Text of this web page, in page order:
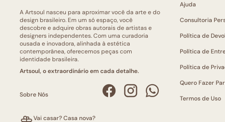
A Artsoul nasceu para aproximar você da arte e do
design brasileiro. Em um só espaço, você
descobre e adquire obras autorais de artistas e
designers independentes. Com uma curadoria
ousada e inovadora, alinhada à estética
contemporânea, oferecemos peças com
identidade brasileira.
Artsoul, o extraordinário em cada detalhe.
Sobre Nós
Vai casar? Casa nova?
Ajuda
Consultoria
Política de
Política de
Política de
Quero Fazer
Termos de Uso